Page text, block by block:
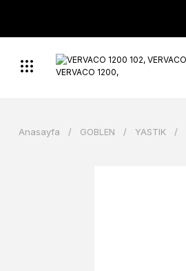
Anasayfa GOBLEN YASTIK